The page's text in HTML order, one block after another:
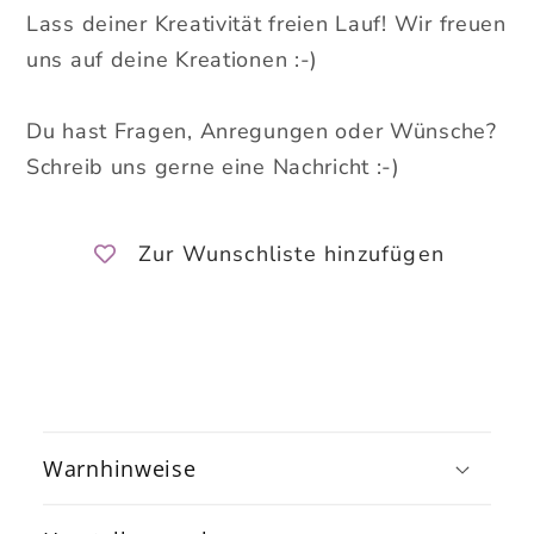
Lass deiner Kreativität freien Lauf! Wir freuen
uns auf deine Kreationen :-)
Du hast Fragen, Anregungen oder Wünsche?
Schreib uns gerne eine Nachricht :-)
Zur Wunschliste hinzufügen
n
k
Warnhinweise